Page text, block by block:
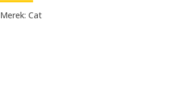
Merek: Cat